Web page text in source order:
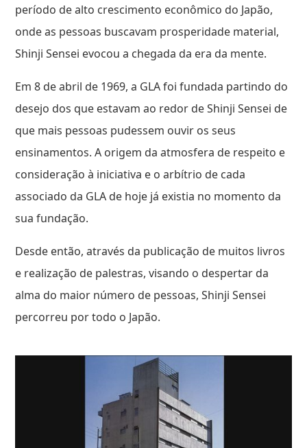
período de alto crescimento econômico do Japão,
onde as pessoas buscavam prosperidade material,
Shinji Sensei evocou a chegada da era da mente.
Em 8 de abril de 1969, a GLA foi fundada partindo do
desejo dos que estavam ao redor de Shinji Sensei de
que mais pessoas pudessem ouvir os seus
ensinamentos. A origem da atmosfera de respeito e
consideração à iniciativa e o arbítrio de cada
associado da GLA de hoje já existia no momento da
sua fundação.
Desde então, através da publicação de muitos livros
e realização de palestras, visando o despertar da
alma do maior número de pessoas, Shinji Sensei
percorreu por todo o Japão.